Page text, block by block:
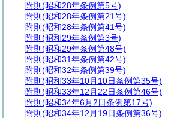
附則 (昭和28年条例第5号)
附則 (昭和28年条例第21号)
附則 (昭和28年条例第41号)
附則 (昭和29年条例第3号)
附則 (昭和29年条例第48号)
附則 (昭和31年条例第42号)
附則 (昭和32年条例第39号)
附則 (昭和33年10月10日条例第35号)
附則 (昭和33年12月22日条例第46号)
附則 (昭和34年6月2日条例第17号)
附則 (昭和34年12月19日条例第36号)